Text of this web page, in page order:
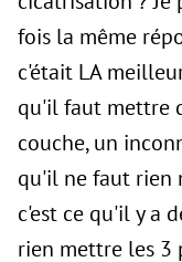
fois la même
c'était LA
qu'il faut mettre
couche, un
qu'il ne faut rien
c'est ce qu'il y a
rien mettre les 3